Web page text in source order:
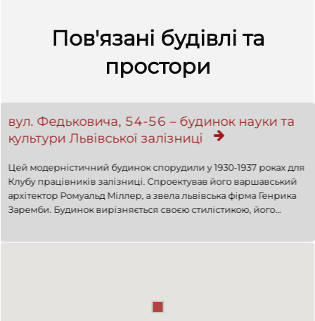
Пов'язані будівлі та
простори
вул. Федьковича, 54-56 – будинок науки та
культури Львівської залізниці
Цей модерністичний будинок спорудили у 1930-1937 роках для
Клубу працівників залізниці. Спроектував його варшавський
архітектор Ромуальд Міллер, а звела львівська фірма Генрика
Заремби. Будинок вирізняється своєю стилістикою, його